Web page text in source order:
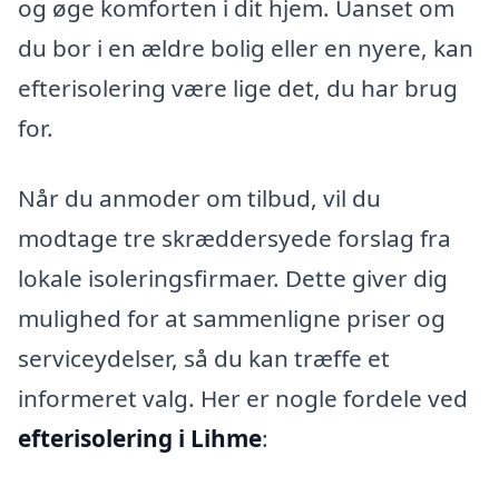
og øge komforten i dit hjem. Uanset om
du bor i en ældre bolig eller en nyere, kan
efterisolering være lige det, du har brug
for.
Når du anmoder om tilbud, vil du
modtage tre skræddersyede forslag fra
lokale isoleringsfirmaer. Dette giver dig
mulighed for at sammenligne priser og
serviceydelser, så du kan træffe et
informeret valg. Her er nogle fordele ved
efterisolering i Lihme: